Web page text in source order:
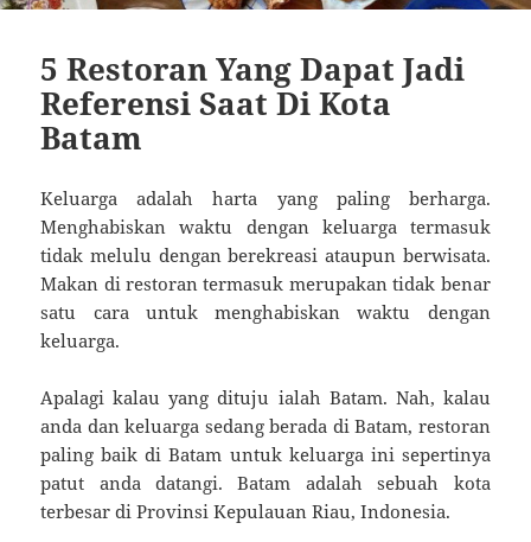
5 Restoran Yang Dapat Jadi
Referensi Saat Di Kota
Batam
Keluarga adalah harta yang paling berharga.
Menghabiskan waktu dengan keluarga termasuk
tidak melulu dengan berekreasi ataupun berwisata.
Makan di restoran termasuk merupakan tidak benar
satu cara untuk menghabiskan waktu dengan
keluarga.
Apalagi kalau yang dituju ialah Batam. Nah, kalau
anda dan keluarga sedang berada di Batam, restoran
paling baik di Batam untuk keluarga ini sepertinya
patut anda datangi. Batam adalah sebuah kota
terbesar di Provinsi Kepulauan Riau, Indonesia.